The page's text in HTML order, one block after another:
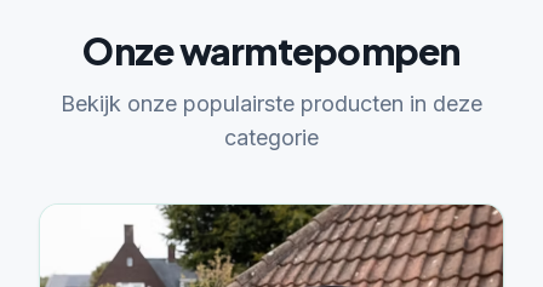
Onze warmtepompen
Bekijk onze populairste producten in deze
categorie